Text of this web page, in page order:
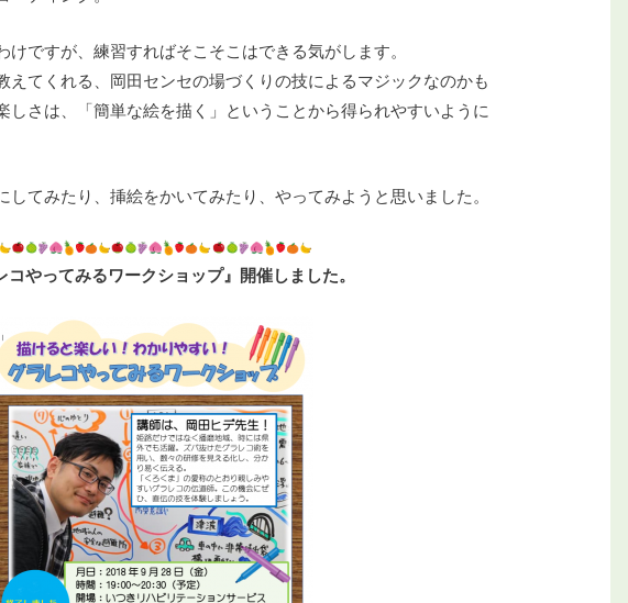
ですが、練習すればそこそこはできる気がします。
えてくれる、岡田センセの場づくりの技によるマジックなのかも
しさは、「簡単な絵を描く」ということから得られやすいように
してみたり、挿絵をかいてみたり、やってみようと思いました。
コやってみるワークショップ』開催しました。